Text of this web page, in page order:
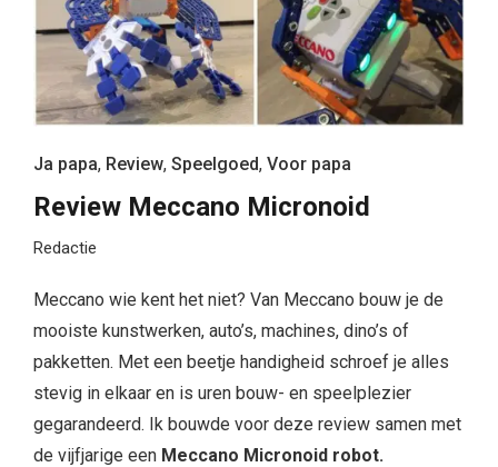
Ja papa, Review, Speelgoed, Voor papa
Review Meccano Micronoid
Redactie
Meccano wie kent het niet? Van Meccano bouw je de
mooiste kunstwerken, auto’s, machines, dino’s of
pakketten. Met een beetje handigheid schroef je alles
stevig in elkaar en is uren bouw- en speelplezier
gegarandeerd. Ik bouwde voor deze review samen met
de vijfjarige een Meccano Micronoid robot.